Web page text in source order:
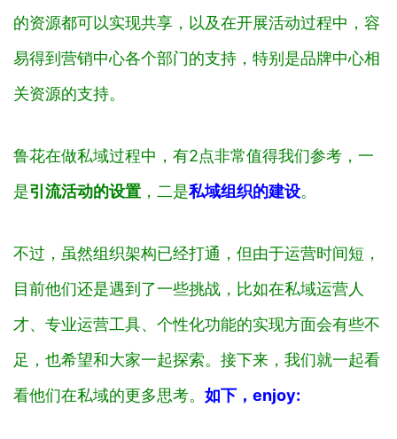
的资源都可以实现共享，以及在开展活动过程中，容
易得到营销中心各个部门的支持，特别是品牌中心相
关资源的支持。
鲁花在做私域过程中，有2点非常值得我们参考，一
是引流活动的设置 ，二是私域组织的建设。
不过，虽然组织架构已经打通，但由于运营时间短，
目前他们还是遇到了一些挑战，比如在私域运营人
才、专业运营工具、个性化功能的实现方面会有些不
足，也希望和大家一起探索。接下来，我们就一起看
看他们在私域的更多思考。 如下，enjoy: